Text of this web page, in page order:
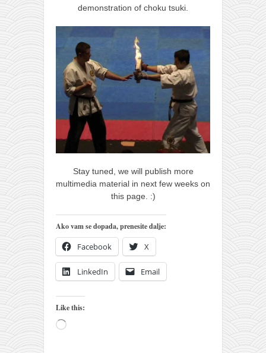
demonstration of choku tsuki.
Stay tuned, we will publish more
multimedia material in next few weeks on
this page. :)
Ako vam se dopada, prenesite dalje:
Facebook X
LinkedIn Email
Like this:
Loading…